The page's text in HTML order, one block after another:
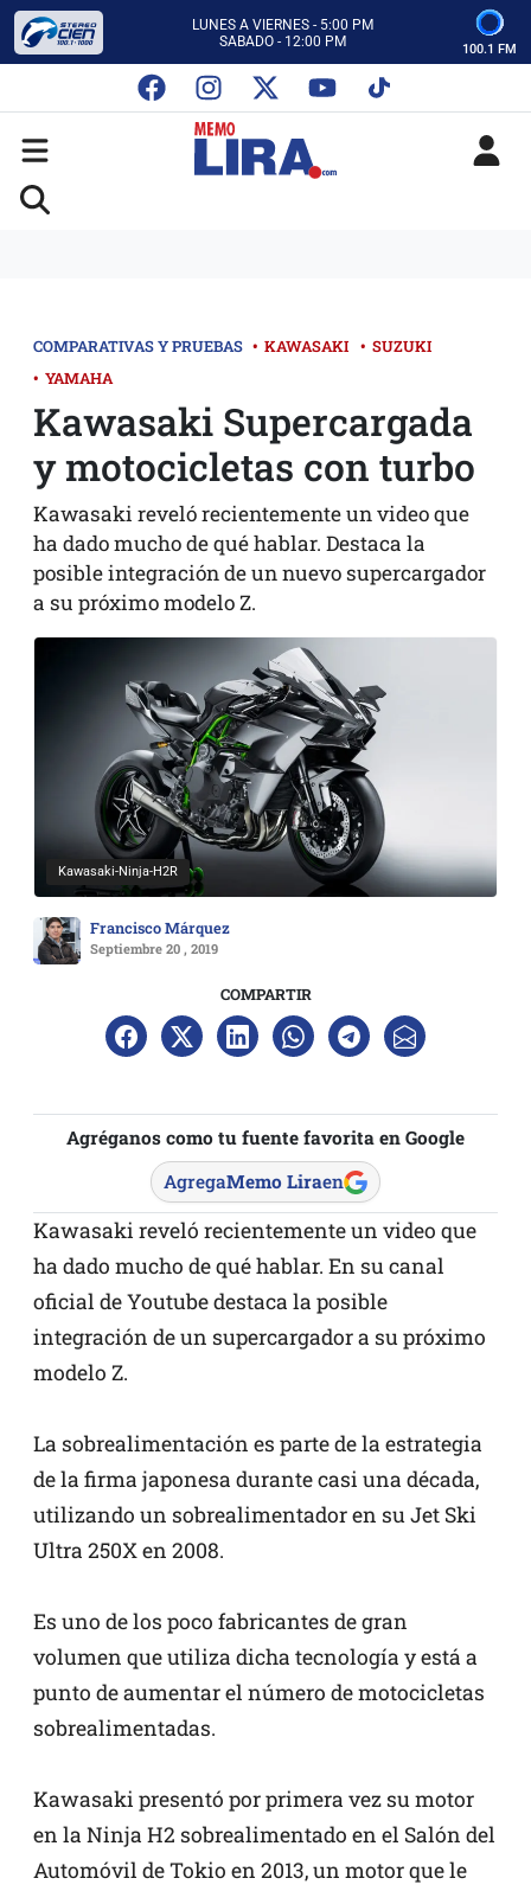
LUNES A VIERNES - 5:00 PM
SABADO - 12:00 PM
CON MEMO LIRA Y SU EQUIPO
LUNES A VIERNES - 5:00 PM
SABADO - 12:00 PM
100.1 FM
COMPARATIVAS Y PRUEBAS • KAWASAKI • SUZUKI
• YAMAHA
Kawasaki Supercargada
y motocicletas con turbo
Kawasaki reveló recientemente un video que
ha dado mucho de qué hablar. Destaca la
posible integración de un nuevo supercargador
a su próximo modelo Z.
Kawasaki-Ninja-H2R
Francisco Márquez
Septiembre 20 , 2019
COMPARTIR
Agréganos como tu fuente favorita en Google
AgregaMemo Liraen
Kawasaki reveló recientemente un video que
ha dado mucho de qué hablar. En su canal
oficial de Youtube destaca la posible
integración de un supercargador a su próximo
modelo Z.
La sobrealimentación es parte de la estrategia
de la firma japonesa durante casi una década,
utilizando un sobrealimentador en su Jet Ski
Ultra 250X en 2008.
Es uno de los poco fabricantes de gran
volumen que utiliza dicha tecnología y está a
punto de aumentar el número de motocicletas
sobrealimentadas.
Kawasaki presentó por primera vez su motor
en la Ninja H2 sobrealimentado en el Salón del
Automóvil de Tokio en 2013, un motor que le